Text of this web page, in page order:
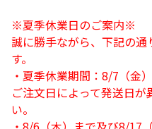
※夏季休業日のご案内※
誠に勝手ながら、下記の
す。
・夏季休業期間：8/7（金
ご注文日によって発送日
い。